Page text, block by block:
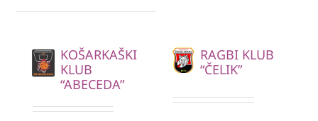
KOŠARKAŠKI
KLUB
“ABECEDA”
RAGBI KLUB
“ČELIK”